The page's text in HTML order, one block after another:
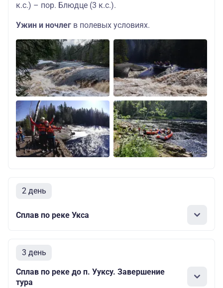
к.с.) – пор. Блюдце (3 к.с.).
Ужин и ночлег в полевых условиях.
2 день
Сплав по реке Укса
3 день
Сплав по реке до п. Ууксу. Завершение
тура